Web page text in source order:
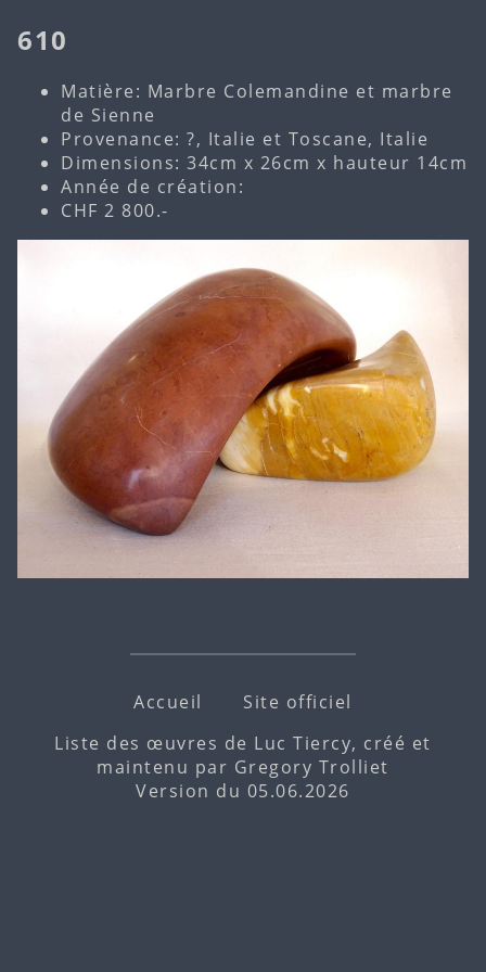
610
Matière: Marbre Colemandine et marbre
de Sienne
Provenance: ?, Italie et Toscane, Italie
Dimensions: 34cm x 26cm x hauteur 14cm
Année de création:
CHF 2 800.-
Accueil
Site officiel
Liste des œuvres de Luc Tiercy, créé et
maintenu par Gregory Trolliet
Version du 05.06.2026